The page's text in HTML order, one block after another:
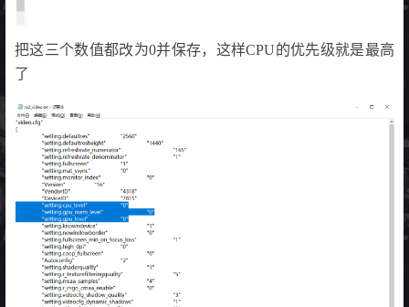
把这三个数值都改为0并保存，这样CPU的优先级就是最高
了